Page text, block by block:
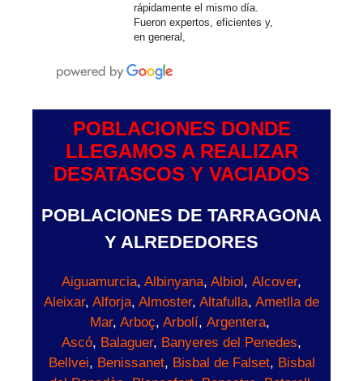
rápidamente el mismo día.
Fueron expertos, eficientes y,
en general,
POBLACIONES DONDE
LLEGAMOS A REALIZAR
DESATASCOS Y VACIADOS
POBLACIONES DE TARRAGONA
Y ALREDEDORES
Aiguamurcia, Albinyana, Albiol, Alcover,
Aleixar, Alforja, Almoster, Altafulla, Ametlla de
Mar, Arboç, Arbolí, Argentera,
Ascó, Balaguer, Banyeres del Penedes,
Bellvei, Benissanet, Bisbal de Falset, Bisbal